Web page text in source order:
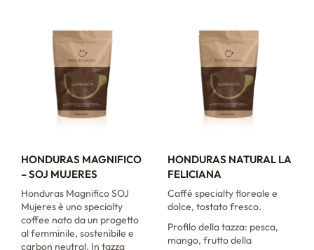
HONDURAS MAGNIFICO
– SOJ MUJERES
Honduras Magnifico SOJ
Mujeres è uno specialty
coffee nato da un progetto
al femminile, sostenibile e
carbon neutral. In tazza
HONDURAS NATURAL LA
FELICIANA
Caffè specialty floreale e
dolce, tostato fresco.
Profilo della tazza: pesca,
mango, frutto della